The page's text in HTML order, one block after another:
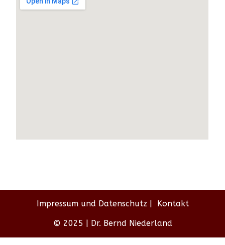
Impressum und Datenschutz Kontakt
© 2025 | Dr. Bernd Niederland